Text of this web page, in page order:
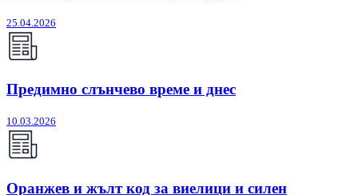
25.04.2026
Предимно слънчево време и днес
10.03.2026
Оранжев и жълт код за виелици и силен